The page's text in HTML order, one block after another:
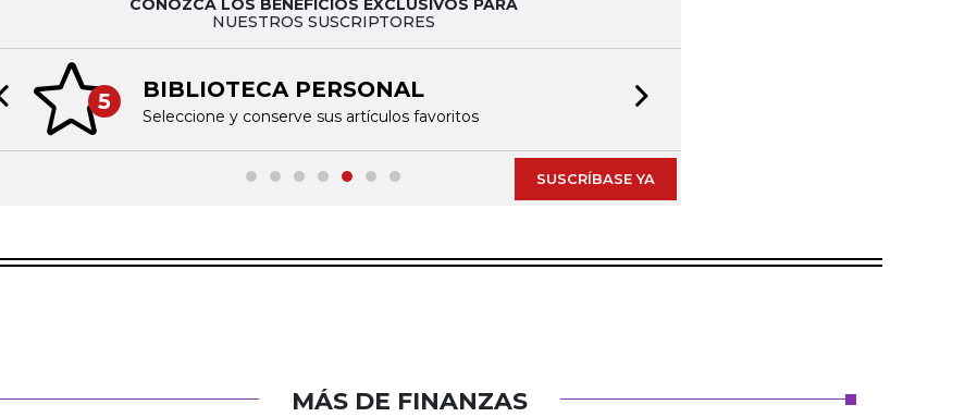
NUESTROS SUSCRIPTORES
5 BIBLIOTECA PERSONAL
Seleccione y conserve sus artículos favoritos
Previous slide
SUSCRÍBASE YA
MÁS DE FINANZAS